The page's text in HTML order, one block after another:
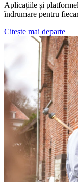
Aplicațiile și
îndrumare pentru
Citește mai departe